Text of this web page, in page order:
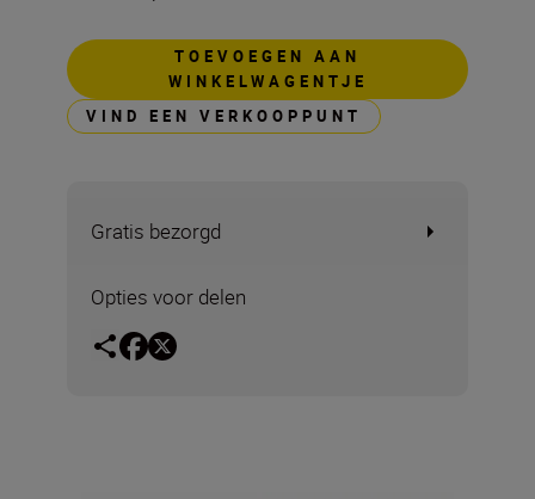
TOEVOEGEN AAN
WINKELWAGENTJE
VIND EEN VERKOOPPUNT
Gratis bezorgd
Opties voor delen